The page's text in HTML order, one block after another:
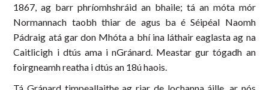
1867, ag barr phríomhshráid an bhaile; tá an móta mór
Normannach taobh thiar de agus ba é Séipéal Naomh
Pádraig atá gar don Mhóta a bhí ina láthair eaglasta ag na
Caitlicigh i dtús ama i nGránard. Meastar gur tógadh an
foirgneamh reatha i dtús an 18ú haois.